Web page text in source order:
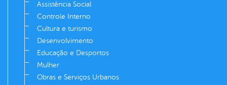
Assistência Social
Controle Interno
Cultura e turismo
Desenvolvimento
Educação e Desportos
Mulher
Obras e Serviços Urbanos